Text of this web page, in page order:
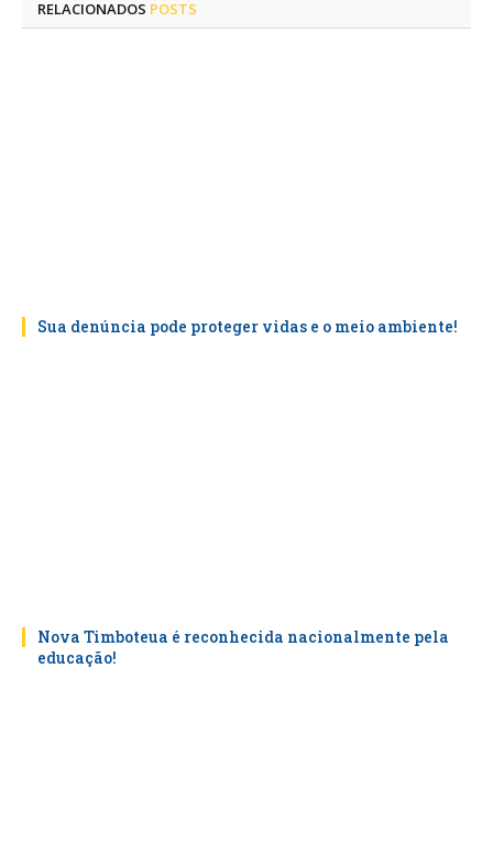
RELACIONADOS POSTS
Sua denúncia pode proteger vidas e o meio ambiente!
Nova Timboteua é reconhecida nacionalmente pela
educação!